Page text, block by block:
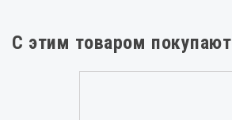
С этим товаром покупают